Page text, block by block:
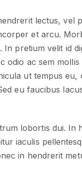
lectus, vel
et arcu.
pretium velit id
ac sem
ut tempus eu,
eu faucibus
lobortis dui. In
iaculis
in hendrerit